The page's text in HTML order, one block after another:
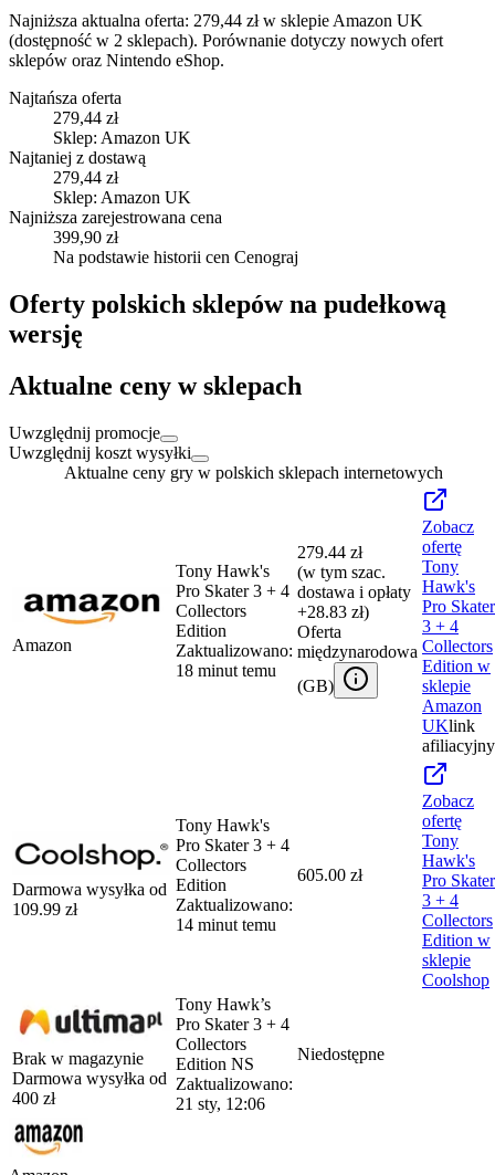
Najniższa aktualna oferta: 279,44 zł w sklepie Amazon UK
(dostępność w 2 sklepach). Porównanie dotyczy nowych ofert
sklepów oraz Nintendo eShop.
Najtańsza oferta
279,44 zł
Sklep: Amazon UK
Najtaniej z dostawą
279,44 zł
Sklep: Amazon UK
Najniższa zarejestrowana cena
399,90 zł
Na podstawie historii cen Cenograj
Oferty polskich sklepów na pudełkową
wersję
Aktualne ceny w sklepach
Uwzględnij promocje
Uwzględnij koszt wysyłki
Aktualne ceny gry w polskich sklepach internetowych
Amazon
Tony Hawk's
Pro Skater 3 + 4
Collectors
Edition
Zaktualizowano:
18 minut temu
279.44 zł
(w tym szac.
dostawa i opłaty
+28.83 zł)
Oferta
międzynarodowa
(GB)
Zobacz
ofertę
Tony
Hawk's
Pro Skater
3 + 4
Collectors
Edition w
sklepie
Amazon
UKlink
afiliacyjny
Darmowa wysyłka od
109.99 zł
Tony Hawk's
Pro Skater 3 + 4
Collectors
Edition
Zaktualizowano:
14 minut temu
605.00 zł
Zobacz
ofertę
Tony
Hawk's
Pro Skater
3 + 4
Collectors
Edition w
sklepie
Coolshop
Brak w magazynie
Darmowa wysyłka od
400 zł
Tony Hawk’s
Pro Skater 3 + 4
Collectors
Edition NS
Zaktualizowano:
21 sty, 12:06
Niedostępne